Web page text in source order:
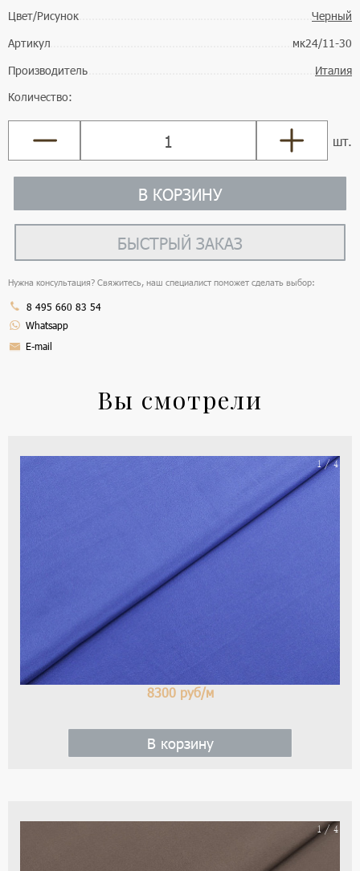
Цвет/Рисунок
Черный
Артикул
мк24/11-30
Производитель
Италия
Количество:
шт.
В КОРЗИНУ
БЫСТРЫЙ ЗАКАЗ
Нужна консультация? Свяжитесь, наш специалист поможет сделать выбор:
8 495 660 83 54
Whatsapp
E-mail
Вы смотрели
1 / 4
8300 руб/м
В корзину
1 / 4